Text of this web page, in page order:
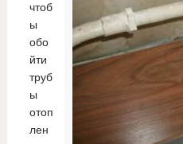
чтоб
ы
обо
йти
труб
ы
отоп
лен